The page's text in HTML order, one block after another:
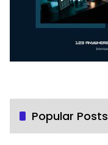
Popular Posts